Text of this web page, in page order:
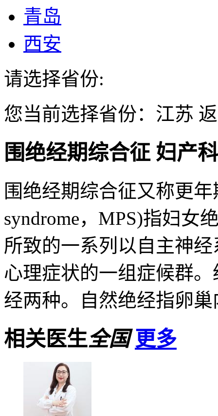
青岛
西安
请选择省份:
您当前选择省份： 江苏
围绝经期综合征 妇产科
围绝经期综合征又称更年
syndrome，MPS)指妇女
所致的一系列以自主神
心理症状的一组症候群
经两种。自然绝经指卵巢
相关医生全国 更多